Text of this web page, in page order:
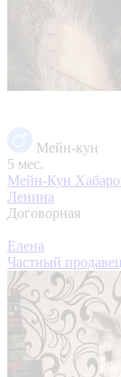
Мейн-кун
5 мес.
Мейн-Кун
Ленина
Договорная
Елена
Частный продавец